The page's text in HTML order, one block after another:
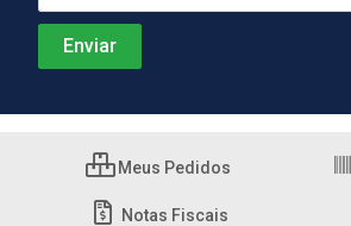
Meus Pedidos
Notas Fiscais